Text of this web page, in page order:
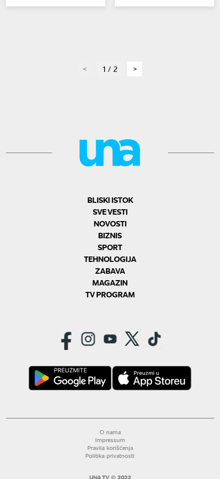
page1 / 2 page
BLISKI ISTOK
SVE VESTI
NOVOSTI
BIZNIS
SPORT
TEHNOLOGIJA
ZABAVA
MAGAZIN
TV PROGRAM
O nama
Impressum
Pravila korišćenja
Politika privatnosti
UNA TV © 2022